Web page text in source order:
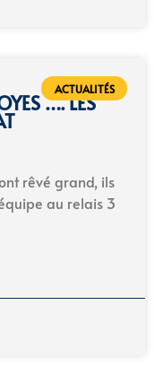
ACTUALITÉS
…. LES
ont rêvé grand, ils
au relais 3